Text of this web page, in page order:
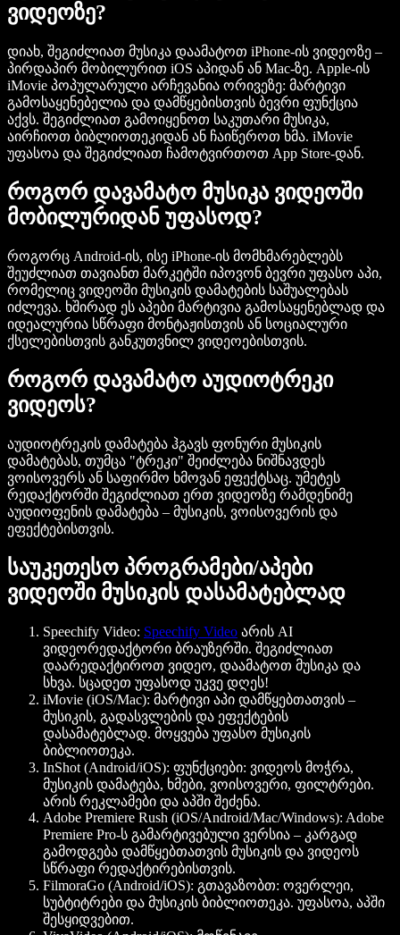
ვიდეოზე?
დიახ, შეგიძლიათ მუსიკა დაამატოთ iPhone-ის ვიდეოზე –
პირდაპირ მობილურით iOS აპიდან ან Mac-ზე. Apple-ის
iMovie პოპულარული არჩევანია ორივეზე: მარტივი
გამოსაყენებელია და დამწყებისთვის ბევრი ფუნქცია
აქვს. შეგიძლიათ გამოიყენოთ საკუთარი მუსიკა,
აირჩიოთ ბიბლიოთეკიდან ან ჩაიწეროთ ხმა. iMovie
უფასოა და შეგიძლიათ ჩამოტვირთოთ App Store-დან.
როგორ დავამატო მუსიკა ვიდეოში
მობილურიდან უფასოდ?
როგორც Android-ის, ისე iPhone-ის მომხმარებლებს
შეუძლიათ თავიანთ მარკეტში იპოვონ ბევრი უფასო აპი,
რომელიც ვიდეოში მუსიკის დამატების საშუალებას
იძლევა. ხშირად ეს აპები მარტივია გამოსაყენებლად და
იდეალურია სწრაფი მონტაჟისთვის ან სოციალური
ქსელებისთვის განკუთვნილ ვიდეოებისთვის.
როგორ დავამატო აუდიოტრეკი
ვიდეოს?
აუდიოტრეკის დამატება ჰგავს ფონური მუსიკის
დამატებას, თუმცა "ტრეკი" შეიძლება ნიშნავდეს
ვოისოვერს ან საფირმო ხმოვან ეფექტსაც. უმეტეს
რედაქტორში შეგიძლიათ ერთ ვიდეოზე რამდენიმე
აუდიოფენის დამატება – მუსიკის, ვოისოვერის და
ეფექტებისთვის.
საუკეთესო პროგრამები/აპები
ვიდეოში მუსიკის დასამატებლად
Speechify Video: Speechify Video არის AI
ვიდეორედაქტორი ბრაუზერში. შეგიძლიათ
დაარედაქტიროთ ვიდეო, დაამატოთ მუსიკა და
სხვა. სცადეთ უფასოდ უკვე დღეს!
iMovie (iOS/Mac): მარტივი აპი დამწყებთათვის –
მუსიკის, გადასვლების და ეფექტების
დასამატებლად. მოყვება უფასო მუსიკის
ბიბლიოთეკა.
InShot (Android/iOS): ფუნქციები: ვიდეოს მოჭრა,
მუსიკის დამატება, ხმები, ვოისოვერი, ფილტრები.
არის რეკლამები და აპში შეძენა.
Adobe Premiere Rush (iOS/Android/Mac/Windows): Adobe
Premiere Pro-ს გამარტივებული ვერსია – კარგად
გამოდგება დამწყებთათვის მუსიკის და ვიდეოს
სწრაფი რედაქტირებისთვის.
FilmoraGo (Android/iOS): გთავაზობთ: ოვერლეი,
სუბტიტრები და მუსიკის ბიბლიოთეკა. უფასოა, აპში
შესყიდვებით.